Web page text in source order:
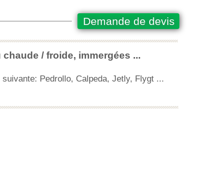
/ froide, immergées ...
Pedrollo, Calpeda, Jetly, Flygt ...
Demande de devis